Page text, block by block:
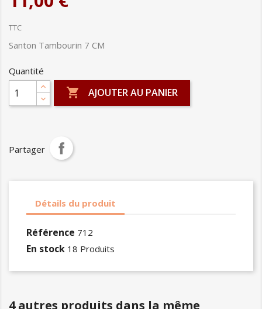
TTC
Santon Tambourin 7 CM
Quantité
 AJOUTER AU PANIER
Partager
Détails du produit
Référence 712
En stock 18 Produits
4 autres produits dans la même